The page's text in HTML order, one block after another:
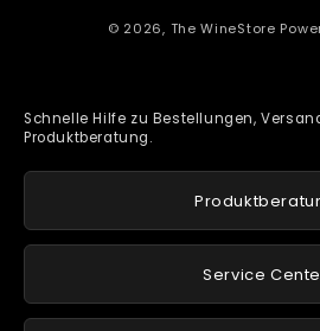
© 2026, The WineStore
Schnelle Hilfe zu Bestellungen,
Produktberatung.
Service